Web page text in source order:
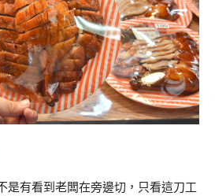
是有看到老闆在旁邊切，只看這刀工